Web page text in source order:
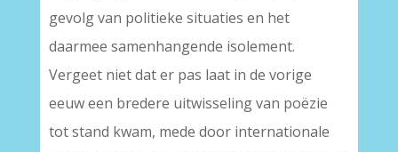
gevolg van politieke situaties en het
daarmee samenhangende isolement.
Vergeet niet dat er pas laat in de vorige
eeuw een bredere uitwisseling van poëzie
tot stand kwam, mede door internationale